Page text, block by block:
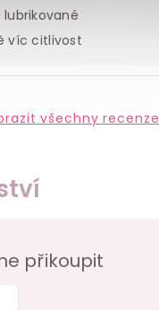
víc citlivost
všechny recenze
přikoupit